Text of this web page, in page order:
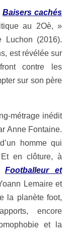
Baisers cachés
au 2Oè, »
Luchon (2016).
est révélée sur
contre les
sur son père
métrage inédit
Anne Fontaine.
homme qui
en clôture, à
Footballeur et
Lemaire et
la planète foot,
encore
et la